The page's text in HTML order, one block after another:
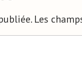
Les